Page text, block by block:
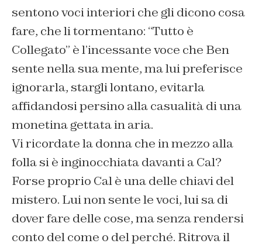
sentono voci interiori che gli dicono cosa
fare, che li tormentano: “Tutto è
Collegato” è l’incessante voce che Ben
sente nella sua mente, ma lui preferisce
ignorarla, stargli lontano, evitarla
affidandosi persino alla casualità di una
monetina gettata in aria.
Vi ricordate la donna che in mezzo alla
folla si è inginocchiata davanti a Cal?
Forse proprio Cal è una delle chiavi del
mistero. Lui non sente le voci, lui sa di
dover fare delle cose, ma senza rendersi
conto del come o del perché. Ritrova il